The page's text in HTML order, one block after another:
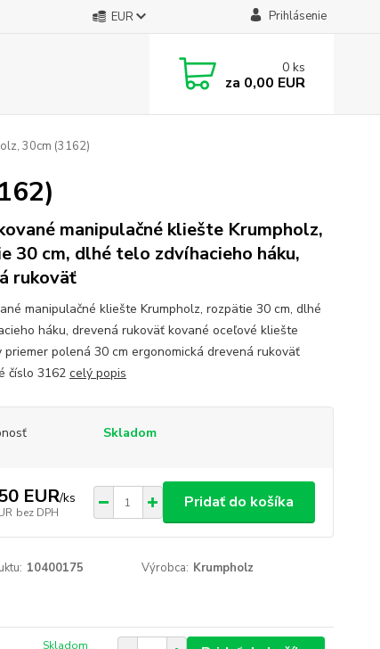
EUR Prihlásenie
0 ks
za 0,00 EUR
30cm (3162)
manipulačné kliešte Krumpholz,
30 cm, dlhé telo zdvíhacieho háku,
rukoväť
manipulačné kliešte Krumpholz, rozpätie 30 cm, dlhé
háku, drevená rukoväť kované oceľové kliešte
priemer polená 30 cm ergonomická drevená rukoväť
číslo 3162 celý popis
Skladom
EUR/ks
bez DPH
Pridať do košíka
10400175 Výrobca: Krumpholz
Skladom